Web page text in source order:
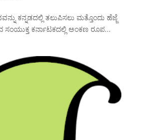
ಕನ್ನಡದಲ್ಲಿ ತಲುಪಿಸಲು ಮತ್ತೊಂದು ಹೆಜ್ಜೆ
ಸಂಯುಕ್ತ ಕರ್ನಾಟಕದಲ್ಲಿ ಅಂಕಣ ರೂಪ...